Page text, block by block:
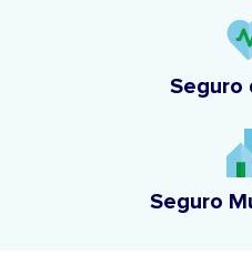
Seguro
Seguro